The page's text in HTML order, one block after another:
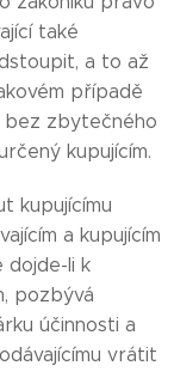
také
a to až
případě
bez zbytečného
kupujícím.
kupujícímu
a kupujícím
dojde-li k
pozbývá
účinnosti a
vrátit